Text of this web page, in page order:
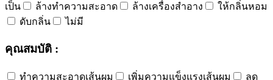
เป็น
ล้างทำความสะอาด ล้างเครื่องสำอาง
ให้กลิ่นหอม
ดับกลิ่น
ไม่มี
คุณสมบัติ :
ทำความสะอาดเส้นผม เพิ่มความแข็งแรงเส้นผม
ลด